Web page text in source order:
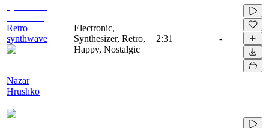
Retro
synthwave
Nazar
Hrushko
Electronic,
Synthesizer, Retro,
Happy, Nostalgic
2:31 -